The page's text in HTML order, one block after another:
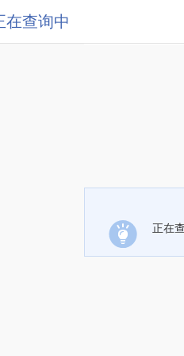
在查询中
正在